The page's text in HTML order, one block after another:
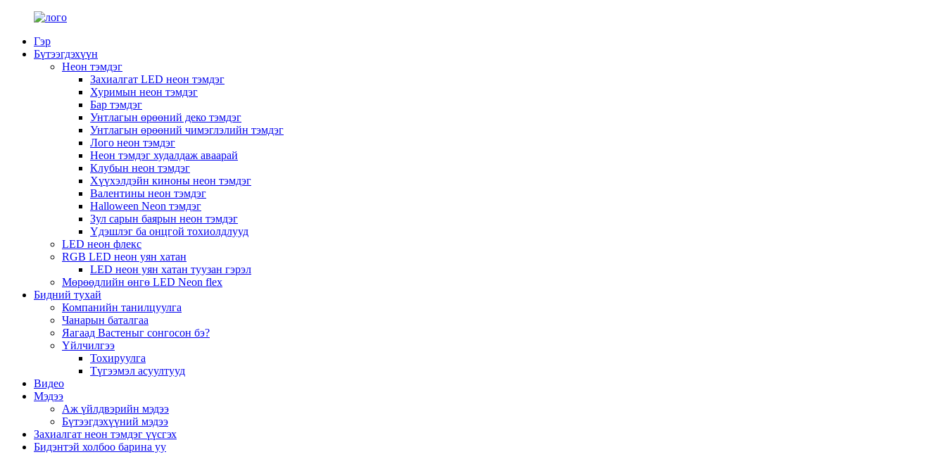
Гэр
Бүтээгдэхүүн
Неон тэмдэг
Захиалгат LED неон тэмдэг
Хуримын неон тэмдэг
Бар тэмдэг
Унтлагын өрөөний деко тэмдэг
Унтлагын өрөөний чимэглэлийн тэмдэг
Лого неон тэмдэг
Неон тэмдэг худалдаж аваарай
Клубын неон тэмдэг
Хүүхэлдэйн киноны неон тэмдэг
Валентины неон тэмдэг
Halloween Neon тэмдэг
Зул сарын баярын неон тэмдэг
Үдэшлэг ба онцгой тохиолдлууд
LED неон флекс
RGB LED неон уян хатан
LED неон уян хатан туузан гэрэл
Мөрөөдлийн өнгө LED Neon flex
Бидний тухай
Компанийн танилцуулга
Чанарын баталгаа
Яагаад Вастеныг сонгосон бэ?
Үйлчилгээ
Тохируулга
Түгээмэл асуултууд
Видео
Мэдээ
Аж үйлдвэрийн мэдээ
Бүтээгдэхүүний мэдээ
Захиалгат неон тэмдэг үүсгэх
Бидэнтэй холбоо барина уу